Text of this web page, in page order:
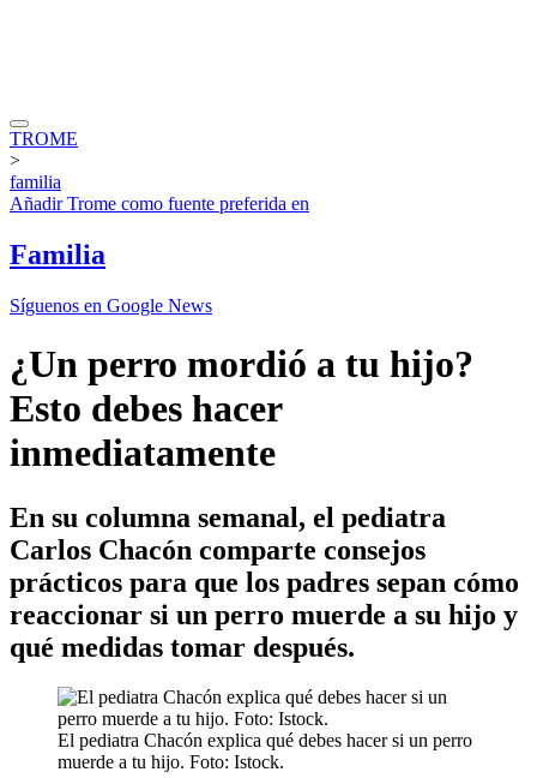
TROME
>
familia
AñadirTrome como fuente preferida en
Familia
Síguenos en Google News
¿Un perro mordió a tu hijo?
Esto debes hacer
inmediatamente
En su columna semanal, el pediatra
Carlos Chacón comparte consejos
prácticos para que los padres sepan cómo
reaccionar si un perro muerde a su hijo y
qué medidas tomar después.
El pediatra Chacón explica qué debes hacer si un perro
muerde a tu hijo. Foto: Istock.